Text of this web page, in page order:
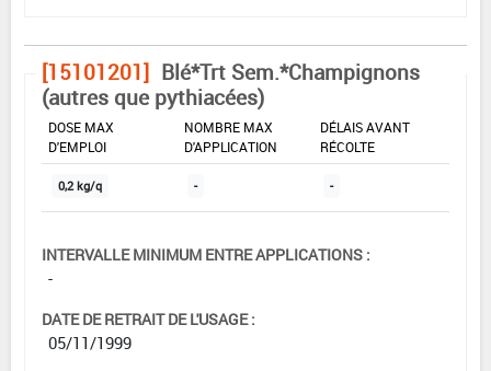
[15101201] Blé*Trt Sem.*Champignons
(autres que pythiacées)
DOSE MAX
D'EMPLOI
NOMBRE MAX
D'APPLICATION
DÉLAIS AVANT
RÉCOLTE
0,2 kg/q - -
INTERVALLE MINIMUM ENTRE APPLICATIONS :
-
DATE DE RETRAIT DE L'USAGE :
05/11/1999